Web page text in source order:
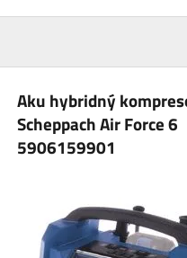
Aku hybridný
Scheppach Air Force 6
5906159901